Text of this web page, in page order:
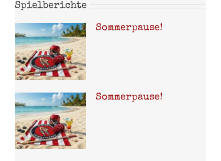
Spielberichte
Sommerpause!
Sommerpause!